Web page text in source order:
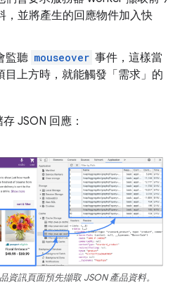
，並將產生的回應物件加入快
監聽 mouseover 事件，這樣當
目上方時，就能觸發「需求」的
JSON 回應：
資訊頁面預先擷取 JSON 產品資料。